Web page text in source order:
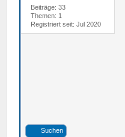
Beiträge: 33
Themen: 1
Registriert seit: Jul 2020
Suchen